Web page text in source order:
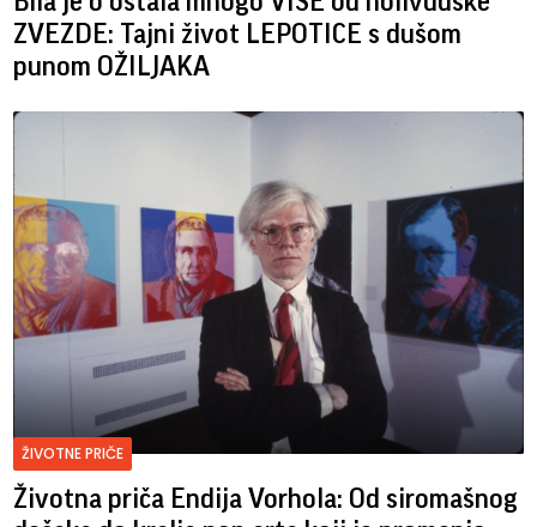
ZVEZDE: Tajni život LEPOTICE s dušom
punom OŽILJAKA
ŽIVOTNE PRIČE
Životna priča Endija Vorhola: Od siromašnog